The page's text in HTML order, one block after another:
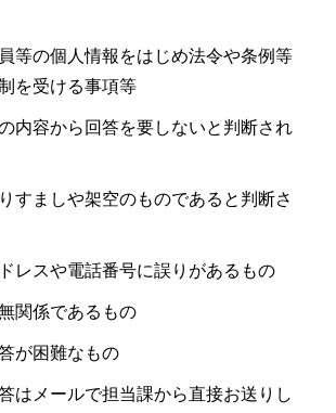
等の個人情報をはじめ法令や条例等
を受ける事項等
内容から回答を要しないと判断され
すましや架空のものであると判断さ
レスや電話番号に誤りがあるもの
関係であるもの
が困難なもの
はメールで担当課から直接お送りし